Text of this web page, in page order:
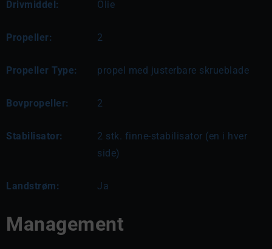
Drivmiddel: Olie
Propeller: 2
Propeller Type: propel med justerbare skrueblade
Bovpropeller: 2
Stabilisator:
2 stk. finne-stabilisator (en i hver
side)
Landstrøm: Ja
Management